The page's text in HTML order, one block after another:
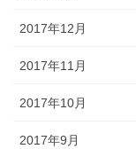
2017年12月
2017年11月
2017年10月
2017年9月